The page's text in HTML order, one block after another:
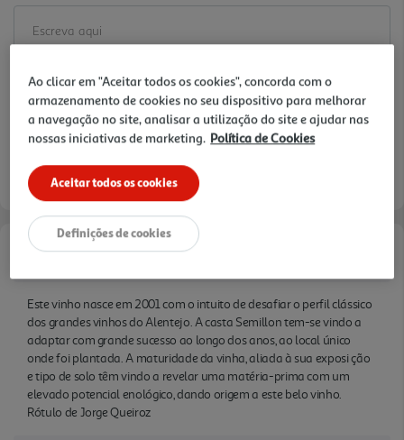
Este vinho nasce em 2001 com o intuito de desafiar o perfil clássico
dos grandes vinhos do Alentejo. A casta Semillon tem-se vindo a
adaptar com grande sucesso ao longo dos anos, ao local único
onde foi plantada. A maturidade da vinha, aliada à sua exposi ção
e tipo de solo têm vindo a revelar uma matéria-prima com um
elevado potencial enológico, dando origem a este belo vinho.
Rótulo de Jorge Queiroz
Ao clicar em "Aceitar todos os cookies", concorda com o
armazenamento de cookies no seu dispositivo para melhorar
a navegação no site, analisar a utilização do site e ajudar nas
nossas iniciativas de marketing. Política de Cookies
Aceitar todos os cookies
Definições de cookies